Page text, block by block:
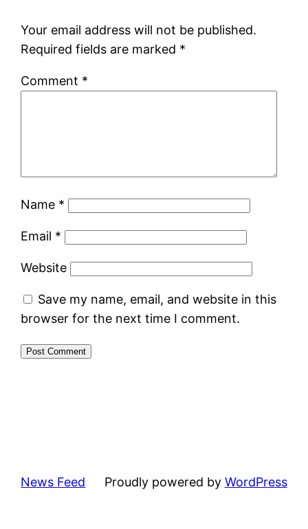
Your email address will not be published.
Required fields are marked *
Comment *
Name *
Email *
Website
Save my name, email, and website in this
browser for the next time I comment.
News Feed Proudly powered by WordPress